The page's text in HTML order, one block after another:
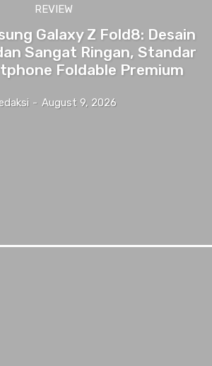
REVIEW
Galaxy Z Fold8: Desain
Sangat Ringan, Standar
Foldable Premium
- August 9, 2026